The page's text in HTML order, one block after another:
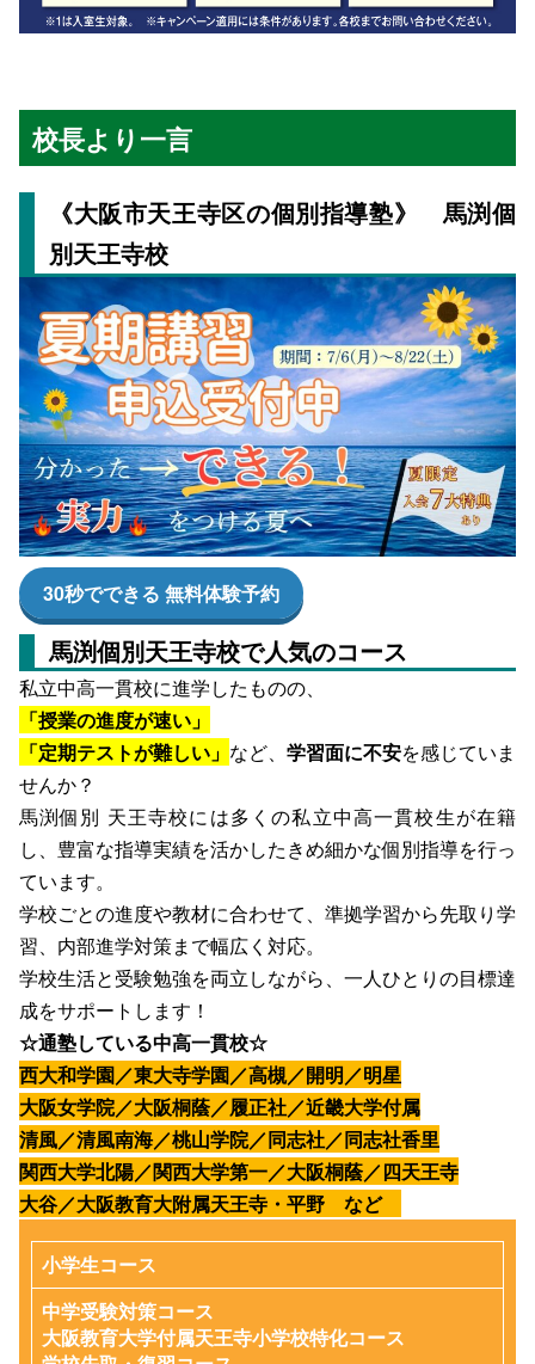
校長より一言
《大阪市天王寺区の個別指導塾》 馬渕個
別天王寺校
30秒でできる 無料体験予約
馬渕個別天王寺校で人気のコース
私立中高一貫校に進学したものの、
「授業の進度が速い」
「定期テストが難しい」 など、学習面に不安を感じていま
せんか？
馬渕個別 天王寺校には多くの私立中高一貫校生が在籍
し、豊富な指導実績を活かしたきめ細かな個別指導を行っ
ています。
学校ごとの進度や教材に合わせて、準拠学習から先取り学
習、内部進学対策まで幅広く対応。
学校生活と受験勉強を両立しながら、一人ひとりの目標達
成をサポートします！
☆通塾している中高一貫校☆
西大和学園／東大寺学園／高槻／開明／明星
大阪女学院／大阪桐蔭／履正社／近畿大学付属
清風／清風南海／桃山学院／同志社／同志社香里
関西大学北陽／関西大学第一／大阪桐蔭／四天王寺
大谷／大阪教育大附属天王寺・平野 など
小学生コース
中学受験対策コース
大阪教育大学付属天王寺小学校特化コース